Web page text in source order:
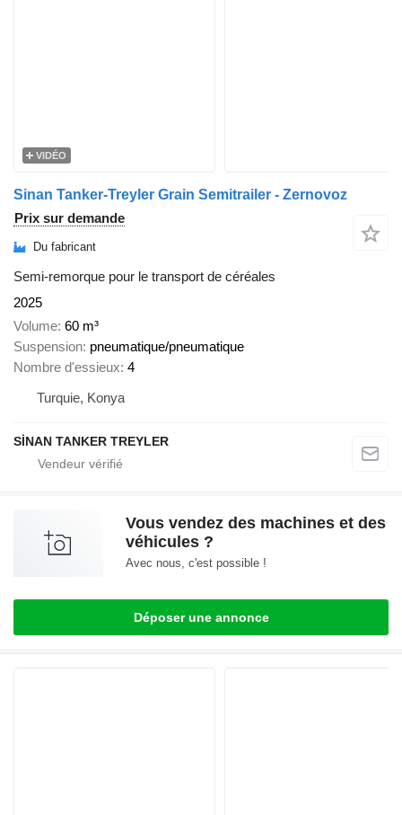
VIDÉO
Sinan Tanker-Treyler Grain Semitrailer - Zernovoz
Prix sur demande
Du fabricant
Semi-remorque pour le transport de céréales
2025
Volume 60 m³
Suspension pneumatique/pneumatique
Nombre d'essieux 4
Turquie, Konya
SİNAN TANKER TREYLER
Vous vendez des machines et des
véhicules ?
Avec nous, c'est possible !
Déposer une annonce